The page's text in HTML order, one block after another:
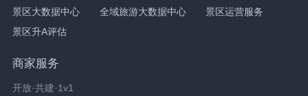
景区大数据中心
全域旅游大数据中心
景区运营服务
景区升A评估
商家服务
开放·共建·1v1